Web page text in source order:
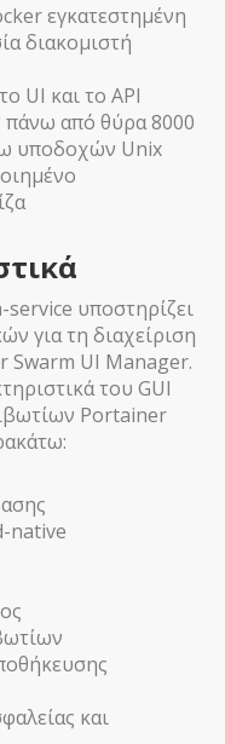
εγκατεστημένη
διακομιστή
UI και το API
πάνω από θύρα 8000
υποδοχών Unix
υποστηρίζει
για τη διαχείριση
Swarm UI Manager.
του GUI
Portainer
native
και